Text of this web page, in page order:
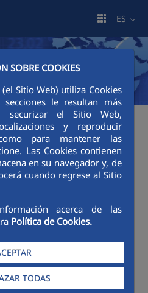
SOBRE COOKIES
(el Sitio Web) utiliza Cookies
le resultan más
securizar el Sitio Web,
y reproducir
para mantener las
Las Cookies contienen
en su navegador y, de
cuando regrese al Sitio
acerca de las
Política de Cookies.
TODAS
ES
>Publicaciones